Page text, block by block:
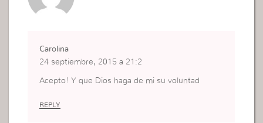
Carolina
24 septiembre, 2015 a 21:2
Acepto! Y que Dios haga de mi su voluntad
REPLY